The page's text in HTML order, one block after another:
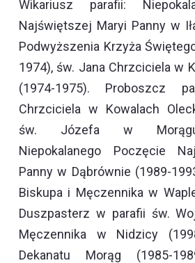
Wikariusz parafii:
Najświętszej Maryi Panny w
Podwyższenia Krzyża
1974), św. Jana Chrzciciela w
(1974-1975). Proboszcz
Chrzciciela w Kowalach
św. Józefa w Morągu
Niepokalanego Poczęcie
Panny w Dąbrównie (1989-
Biskupa i Męczennika w
Duszpasterz w parafii św.
Męczennika w Nidzicy
Dekanatu Morąg (1985-